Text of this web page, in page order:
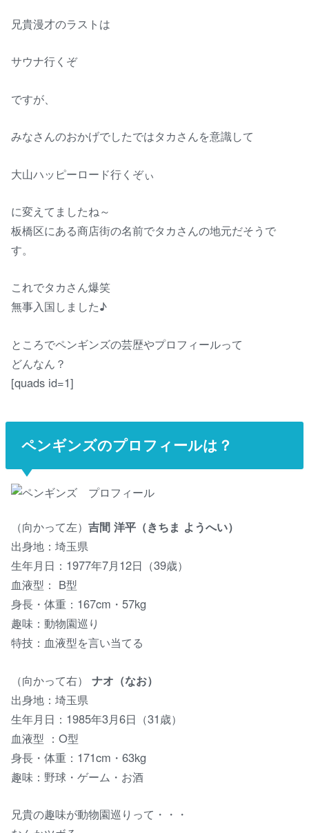
兄貴漫才のラストは
サウナ行くぞ
ですが、
みなさんのおかげでしたではタカさんを意識して
大山ハッピーロード行くぞぃ
に変えてましたね～
板橋区にある商店街の名前でタカさんの地元だそうで
す。
これでタカさん爆笑
無事入国しました♪
ところでペンギンズの芸歴やプロフィールって
どんなん？
[quads id=1]
ペンギンズのプロフィールは？
（向かって左）吉間 洋平（きちま ようへい）
出身地：埼玉県
生年月日：1977年7月12日（39歳）
血液型： B型
身長・体重：167cm・57kg
趣味：動物園巡り
特技：血液型を言い当てる
（向かって右）ナオ（なお）
出身地：埼玉県
生年月日：1985年3月6日（31歳）
血液型 ：O型
身長・体重：171cm・63kg
趣味：野球・ゲーム・お酒
兄貴の趣味が動物園巡りって・・・